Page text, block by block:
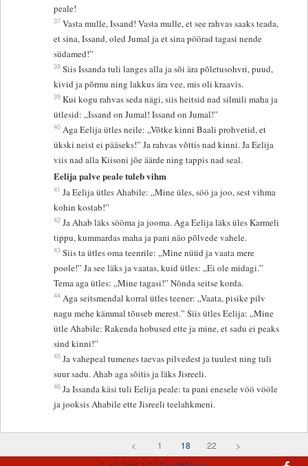
peale!
37 Vasta mulle, Issand! Vasta mulle, et see rahvas saaks teada,
et sina, Issand, oled Jumal ja et sina pöörad tagasi nende
südamed!”
38 Siis Issanda tuli langes alla ja sõi ära põletusohvri, puud,
kivid ja põrmu ning lakkus ära vee, mis oli kraavis.
39 Kui kogu rahvas seda nägi, siis heitsid nad silmili maha ja
ütlesid: „Issand on Jumal! Issand on Jumal!”
40 Aga Eelija ütles neile: „Võtke kinni Baali prohvetid, et
ükski neist ei pääseks!” Ja rahvas võttis nad kinni. Ja Eelija
viis nad alla Kiisoni jõe äärde ning tappis nad seal.
Eelija palve peale tuleb vihm
41 Ja Eelija ütles Ahabile: „Mine üles, söö ja joo, sest vihma
kohin kostab!”
42 Ja Ahab läks sööma ja jooma. Aga Eelija läks üles Karmeli
tippu, kummardas maha ja pani näo põlvede vahele.
43 Siis ta ütles oma teenrile: „Mine nüüd ja vaata mere
poole!” Ja see läks ja vaatas, kuid ütles: „Ei ole midagi.”
Tema aga ütles: „Mine tagasi!” Nõnda seitse korda.
44 Aga seitsmendal korral ütles teener: „Vaata, pisike pilv
nagu mehe kämmal tõuseb merest.” Siis ütles Eelija: „Mine
ütle Ahabile: Rakenda hobused ette ja mine, et sadu ei peaks
sind kinni!”
45 Ja vahepeal tumenes taevas pilvedest ja tuulest ning tuli
suur sadu. Ahab aga sõitis ja läks Jisreeli.
46 Ja Issanda käsi tuli Eelija peale: ta pani enesele vöö vööle
ja jooksis Ahabile ette Jisreeli teelahkmeni.
< 1 18 22 >